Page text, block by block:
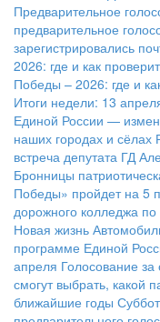
Предварительное
предварительное
зарегистрировались
2026: где и как
Победы – 2026: где и
Итоги недели: 13
Единой России —
наших городах и сёлах
встреча депутата ГД
Бронницы
Победы» пройдет на 5
дорожного колледжа
Новая жизнь
программе Единой
апреля Голосование за
смогут выбрать, какой
ближайшие годы